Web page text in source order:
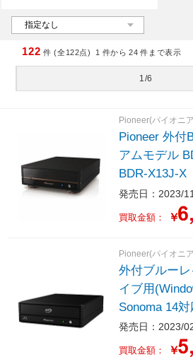
122 件 (全122点) 1 件から 24 件まで表示
1/6
Pioneer(パイオニ
Pioneer 外付BD
アムモデル BDR-X13J-X Pioneer
BDR-X13J-X
発売日：2023/
買取金額： ￥
Pioneer(パイオニ
外付ブルー
イブ用
Sonoma 14
WX01DM ［
発売日：2023/
買取金額： ￥